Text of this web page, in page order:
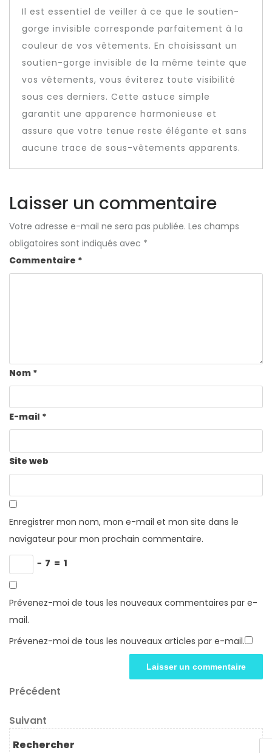
Il est essentiel de veiller à ce que le soutien-
gorge invisible corresponde parfaitement à la
couleur de vos vêtements. En choisissant un
soutien-gorge invisible de la même teinte que
vos vêtements, vous éviterez toute visibilité
sous ces derniers. Cette astuce simple
garantit une apparence harmonieuse et
assure que votre tenue reste élégante et sans
aucune trace de sous-vêtements apparents.
Laisser un commentaire
Votre adresse e-mail ne sera pas publiée. Les champs
obligatoires sont indiqués avec *
Commentaire *
Nom *
E-mail *
Site web
Enregistrer mon nom, mon e-mail et mon site dans le
navigateur pour mon prochain commentaire.
− 7 = 1
Prévenez-moi de tous les nouveaux commentaires par e-
mail.
Prévenez-moi de tous les nouveaux articles par e-mail.
Navigation
de
l’article
Article
Précédent
Article
suivant
Suivant
Rechercher